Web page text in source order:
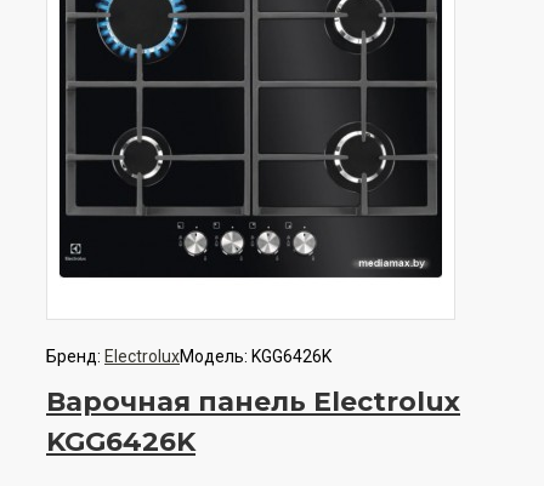
Бренд: ElectroluxМодель: KGG6426K
Варочная панель Electrolux
KGG6426K